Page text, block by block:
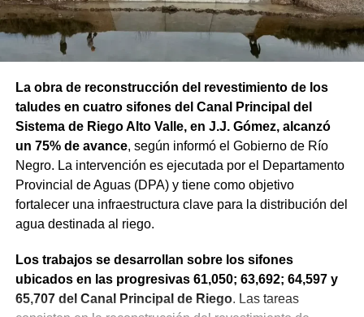
La obra de reconstrucción del revestimiento de los
taludes en cuatro sifones del Canal Principal del
Sistema de Riego Alto Valle, en J.J. Gómez, alcanzó
un 75% de avance, según informó el Gobierno de Río
Negro. La intervención es ejecutada por el Departamento
Provincial de Aguas (DPA) y tiene como objetivo
fortalecer una infraestructura clave para la distribución del
agua destinada al riego.
Los trabajos se desarrollan sobre los sifones
ubicados en las progresivas 61,050; 63,692; 64,597 y
65,707 del Canal Principal de Riego. Las tareas